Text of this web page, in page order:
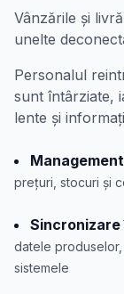
Vânzările și
unelte
Personalul
sunt întârziate,
lente și
prețuri, stocuri și
Sincronizare
datele
sistemele